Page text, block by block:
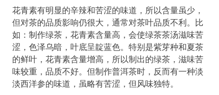
花青素有明显的辛辣和苦涩的味道，所以含量虽少，
但对茶的品质影响仍很大，通常对茶叶品质不利。比
如：制作绿茶，花青素含量高，会使绿茶茶汤滋味苦
涩，色泽乌暗，叶底呈靛蓝色。特别是紫芽种和夏茶
的鲜叶，花青素含量增高，所以制出的绿茶，滋味苦
味较重，品质不好。但制作普洱茶时，反而有一种淡
淡西洋参的味道，虽略有苦涩，但风味独特。